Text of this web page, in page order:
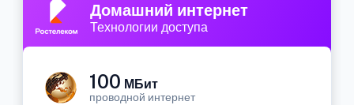
Домашний интернет
Технологии доступа
100 МБит
проводной интернет